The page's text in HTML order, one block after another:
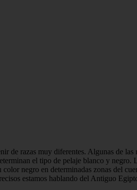
de razas muy diferentes. Algunas de
el tipo de pelaje blanco y
negro en determinadas zonas del
estamos hablando del Antiguo